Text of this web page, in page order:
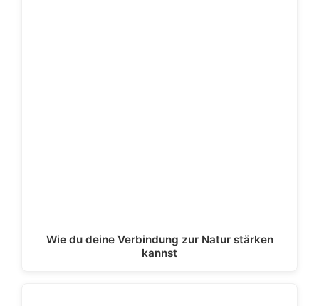
Wie du deine Verbindung zur Natur stärken
kannst